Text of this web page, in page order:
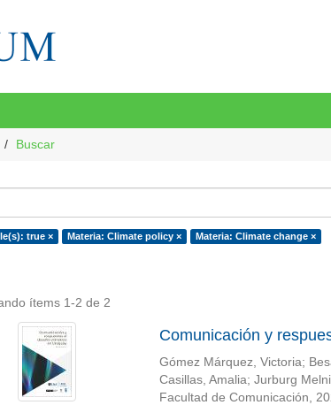
Buscar
true × Materia: Climate policy × Materia: Climate change ×
ítems 1-2 de 2
Comunicación y
Gómez Márquez, Victoria;
Casillas, Amalia; Jurburg
Facultad de Comunicación,